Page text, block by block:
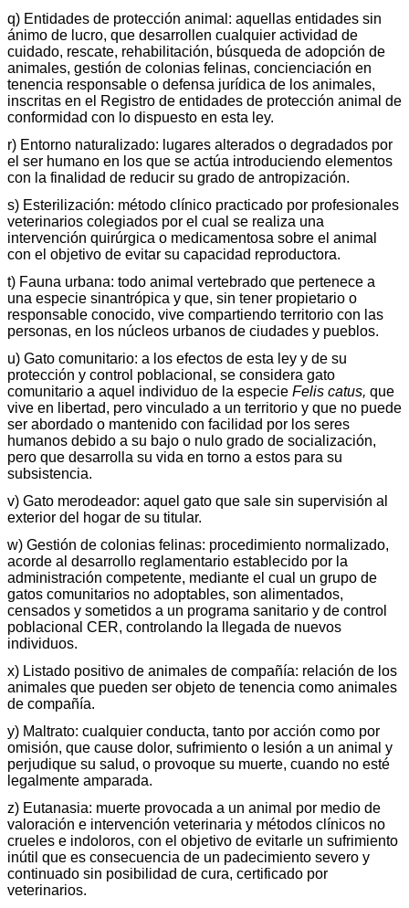
q) Entidades de protección animal: aquellas entidades sin
ánimo de lucro, que desarrollen cualquier actividad de
cuidado, rescate, rehabilitación, búsqueda de adopción de
animales, gestión de colonias felinas, concienciación en
tenencia responsable o defensa jurídica de los animales,
inscritas en el Registro de entidades de protección animal de
conformidad con lo dispuesto en esta ley.
r) Entorno naturalizado: lugares alterados o degradados por
el ser humano en los que se actúa introduciendo elementos
con la finalidad de reducir su grado de antropización.
s) Esterilización: método clínico practicado por profesionales
veterinarios colegiados por el cual se realiza una
intervención quirúrgica o medicamentosa sobre el animal
con el objetivo de evitar su capacidad reproductora.
t) Fauna urbana: todo animal vertebrado que pertenece a
una especie sinantrópica y que, sin tener propietario o
responsable conocido, vive compartiendo territorio con las
personas, en los núcleos urbanos de ciudades y pueblos.
u) Gato comunitario: a los efectos de esta ley y de su
protección y control poblacional, se considera gato
comunitario a aquel individuo de la especie Felis catus, que
vive en libertad, pero vinculado a un territorio y que no puede
ser abordado o mantenido con facilidad por los seres
humanos debido a su bajo o nulo grado de socialización,
pero que desarrolla su vida en torno a estos para su
subsistencia.
v) Gato merodeador: aquel gato que sale sin supervisión al
exterior del hogar de su titular.
w) Gestión de colonias felinas: procedimiento normalizado,
acorde al desarrollo reglamentario establecido por la
administración competente, mediante el cual un grupo de
gatos comunitarios no adoptables, son alimentados,
censados y sometidos a un programa sanitario y de control
poblacional CER, controlando la llegada de nuevos
individuos.
x) Listado positivo de animales de compañía: relación de los
animales que pueden ser objeto de tenencia como animales
de compañía.
y) Maltrato: cualquier conducta, tanto por acción como por
omisión, que cause dolor, sufrimiento o lesión a un animal y
perjudique su salud, o provoque su muerte, cuando no esté
legalmente amparada.
z) Eutanasia: muerte provocada a un animal por medio de
valoración e intervención veterinaria y métodos clínicos no
crueles e indoloros, con el objetivo de evitarle un sufrimiento
inútil que es consecuencia de un padecimiento severo y
continuado sin posibilidad de cura, certificado por
veterinarios.